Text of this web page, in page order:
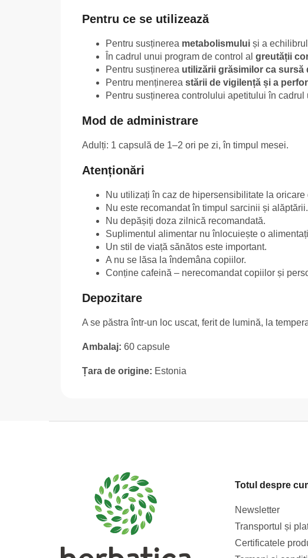
Pentru ce se utilizează
Pentru susținerea metabolismului și a
În cadrul unui program de control al greutății
Pentru susținerea utilizării grăsimilor ca sursă
Pentru menținerea stării de vigilență și a
Pentru susținerea controlului apetitului în
Mod de administrare
Adulți: 1 capsulă de 1–2 ori pe zi, în timpul mesei.
Atenționări
Nu utilizați în caz de hipersensibilitate la oricare
Nu este recomandat în timpul sarcinii și alăptării.
Nu depășiți doza zilnică recomandată.
Suplimentul alimentar nu înlocuiește o
Un stil de viață sănătos este important.
A nu se lăsa la îndemâna copiilor.
Conține cafeină – nerecomandat copiilor și
Depozitare
A se păstra într-un loc uscat, ferit de lumină, la
Ambalaj: 60 capsule
Țara de origine: Estonia
Totul despre
Newsletter
Transportul și
Certificatele